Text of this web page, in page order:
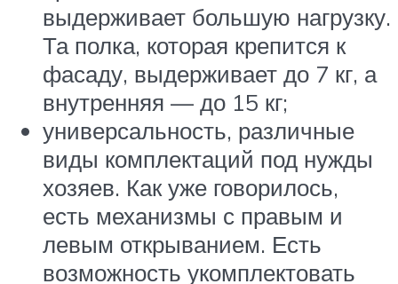
выдерживает большую нагрузку.
Та полка, которая крепится к
фасаду, выдерживает до 7 кг, а
внутренняя — до 15 кг;
универсальность, различные
виды комплектаций под нужды
хозяев. Как уже говорилось,
есть механизмы с правым и
левым открыванием. Есть
возможность укомплектовать